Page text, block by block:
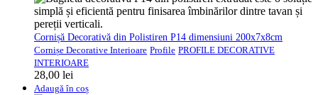
Cornișă Decorativă din Polistiren P14 dimensiuni 200x7x8cm
Cornișe Decorative Interioare Profile PROFILE DECORATIVE
INTERIOARE
28,00 lei
Adaugă în coș